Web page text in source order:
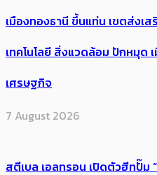
เมืองทองธานี ขึ้นแท่น เขตส่งเ
เทคโนโลยี สิ่งแวดล้อม ปักหมุด
เศรษฐกิจ
7 August 2026
สตีเบล เอลทรอน เปิดตัวฮีทปั๊ม